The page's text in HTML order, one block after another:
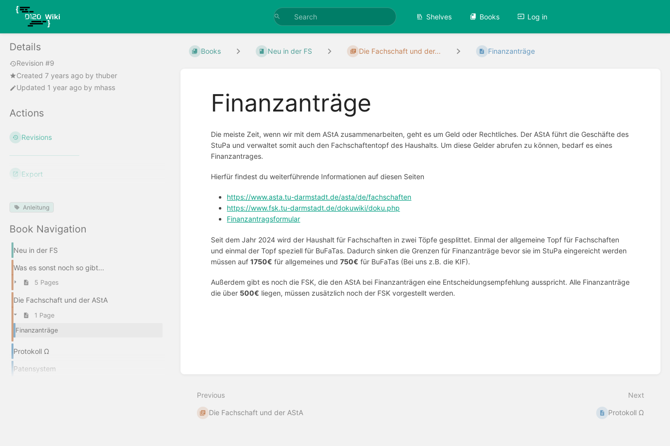
Shelves Books Log in
Details
Revision #9
Created 7 years ago by thuber
Updated 1 year ago by mhass
Actions
Revisions
Export
Anleitung
Book Navigation
Neu in der FS
Was es sonst noch so gibt...
5 Pages
Die Fachschaft und der AStA
1 Page
Finanzanträge
Protokoll Ω
Patensystem
Books Neu in der FS Die Fachschaft und der... Finanzanträge
Finanzanträge
Die meiste Zeit, wenn wir mit dem AStA zusammenarbeiten, geht es um Geld oder Rechtliches. Der AStA führt die Geschäfte des
StuPa und verwaltet somit auch den Fachschaftentopf des Haushalts. Um diese Gelder abrufen zu können, bedarf es eines
Finanzantrages.
Hierfür findest du weiterführende Informationen auf diesen Seiten
https://www.asta.tu-darmstadt.de/asta/de/fachschaften
https://www.fsk.tu-darmstadt.de/dokuwiki/doku.php
Finanzantragsformular
Seit dem Jahr 2024 wird der Haushalt für Fachschaften in zwei Töpfe gesplittet. Einmal der allgemeine Topf für Fachschaften
und einmal der Topf speziell für BuFaTas. Dadurch sinken die Grenzen für Finanzanträge bevor sie im StuPa eingereicht werden
müssen auf1750€ für allgemeines und750€ für BuFaTas (Bei uns z.B. die KIF).
Außerdem gibt es noch die FSK, die den AStA bei Finanzanträgen eine Entscheidungsempfehlung ausspricht. Alle Finanzanträge
die über 500€ liegen, müssen zusätzlich noch der FSK vorgestellt werden.
Previous
Die Fachschaft und der AStA
Next
Protokoll Ω